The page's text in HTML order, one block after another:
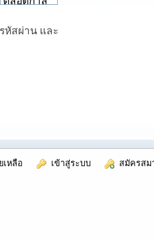
หัสผ่าน และ
เหลือ เข้าสู่ระบบ สมัครสม